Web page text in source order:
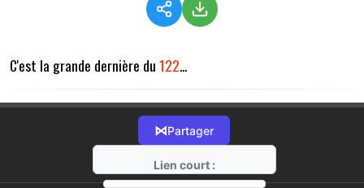
C'est la grande dernière du122...
⋈Partager
Lien court :